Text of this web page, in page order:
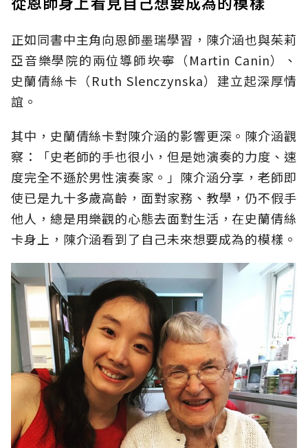
正如同書中主角向恩師墨瑞學習，陳介涵也與茱莉
亞音樂學院的兩位導師――坎寧（Martin Canin）、
史蘭倩絲卡（Ruth Slenczynska）建立起深厚情
誼。
其中，史蘭倩絲卡對陳介涵的影響更深。陳介涵觀
察：「史老師的手也很小，但是她演奏的力度、速
度完全不遜於男性演奏家。」陳介涵分享，老師即
使已是九十多歲高齡，面對家務、教學，仍不假手
他人，總是用樂觀的心態去面對生活，在史蘭倩絲
卡身上，陳介涵看到了自己未來想要成為的模樣。